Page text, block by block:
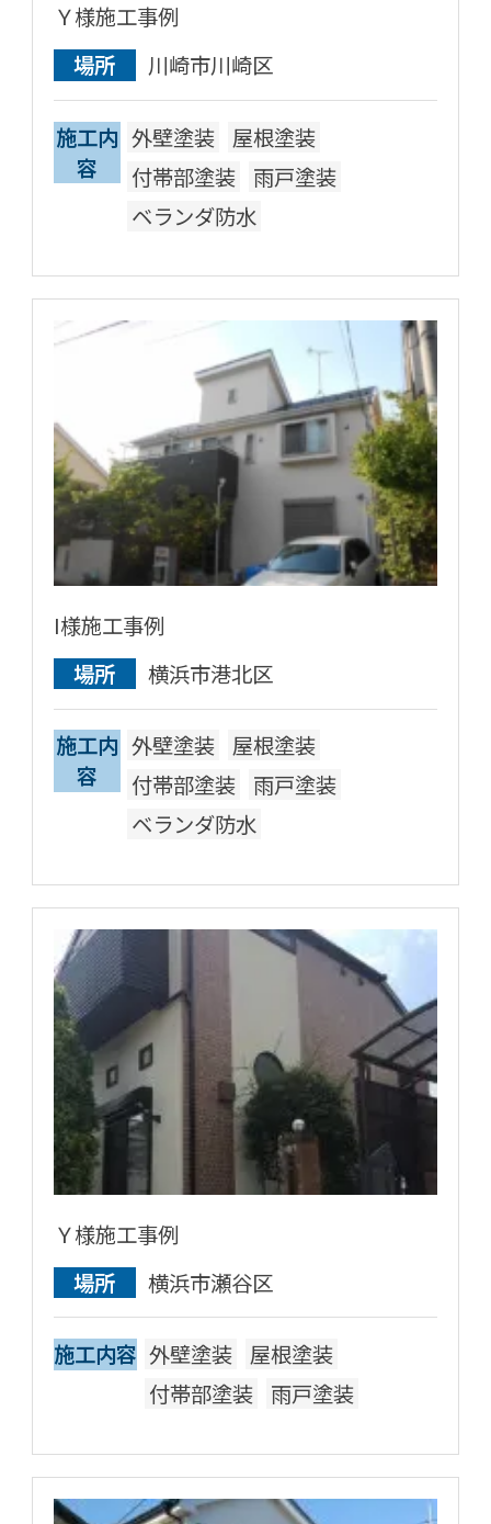
Ｙ様施工事例
場所
川崎市川崎区
施工内
容
外壁塗装
屋根塗装
付帯部塗装
雨戸塗装
ベランダ防水
I様施工事例
場所
横浜市港北区
施工内
容
外壁塗装
屋根塗装
付帯部塗装
雨戸塗装
ベランダ防水
Ｙ様施工事例
場所
横浜市瀬谷区
施工内容 外壁塗装
屋根塗装
付帯部塗装
雨戸塗装